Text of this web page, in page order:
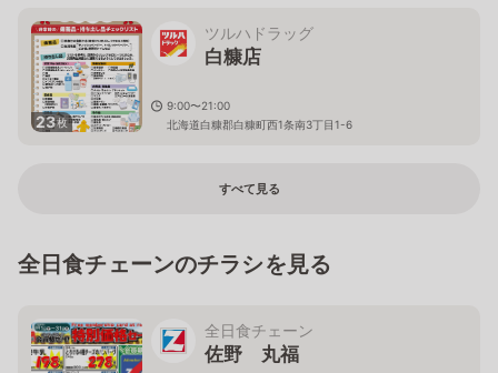
23枚
ツルハドラッグ
白糠店
9:00〜21:00
北海道白糠郡白糠町西1条南3丁目1-6
すべて見る
全日食チェーンのチラシを見る
全日食チェーン
佐野 丸福